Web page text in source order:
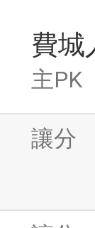
費城
主PK
讓分